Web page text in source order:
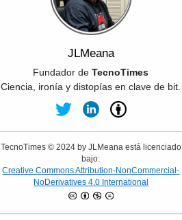
JLMeana
Fundador deTecnoTimes
Ciencia, ironía y distopías en clave de bit.
TecnoTimes © 2024 by JLMeana está licenciado
bajo:
Creative Commons Attribution-NonCommercial-
NoDerivatives 4.0 International